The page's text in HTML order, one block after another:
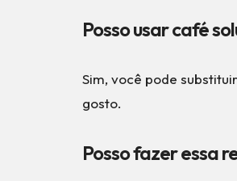
Posso usar café
Sim, você pode
gosto.
Posso fazer essa